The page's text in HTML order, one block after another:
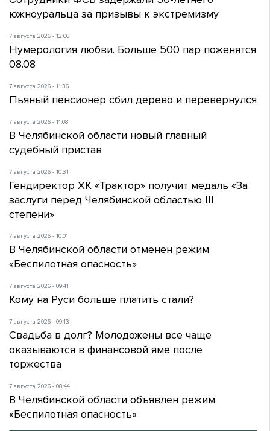
южноуральца за призывы к экстремизму
7 августа 2026 - 12:06
Нумерология любви. Больше 500 пар поженятся
08.08
7 августа 2026 - 11:36
Пьяный пенсионер сбил дерево и перевернулся
7 августа 2026 - 11:08
В Челябинской области новый главный
судебный пристав
7 августа 2026 - 10:31
Гендиректор ХК «Трактор» получит медаль «За
заслуги перед Челябинской областью III
степени»
7 августа 2026 - 10:01
В Челябинской области отменен режим
«Беспилотная опасность»
7 августа 2026 - 09:41
Кому на Руси больше платить стали?
7 августа 2026 - 09:13
Свадьба в долг? Молодожены все чаще
оказываются в финансовой яме после
торжества
7 августа 2026 - 08:44
В Челябинской области объявлен режим
«Беспилотная опасность»